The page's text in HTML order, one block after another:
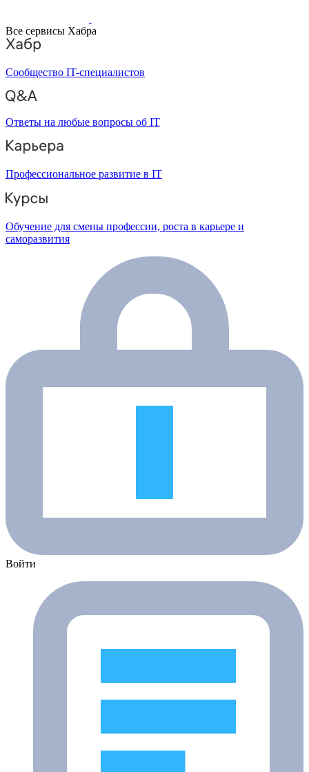
Все сервисы Хабра
Сообщество IT-специалистов
Ответы на любые вопросы об IT
Профессиональное развитие в IT
Обучение для смены профессии, роста в карьере и
саморазвития
Войти